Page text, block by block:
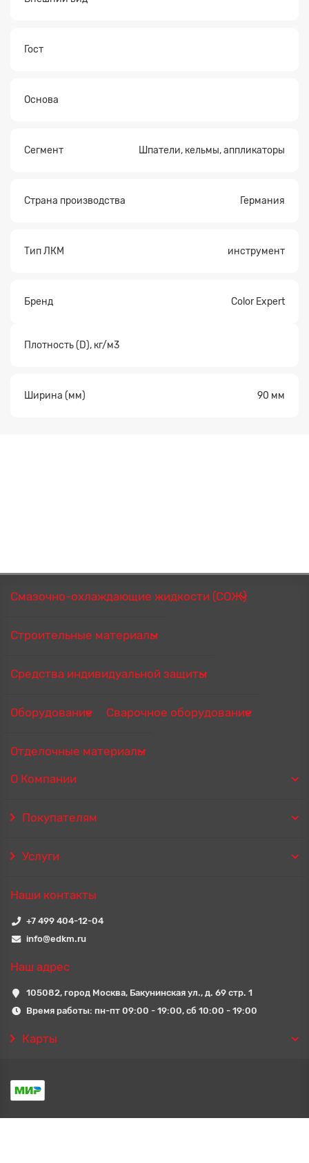
Гост
Основа
Сегмент Шпатели, кельмы, аппликаторы
Страна производства Германия
Тип ЛКМ инструмент
Бренд Color Expert
Плотность (D), кг/м3
Ширина (мм) 90 мм
Смазочно-охлаждающие жидкости (СОЖ)
Строительные материалы
Средства индивидуальной защиты
Оборудование Сварочное оборудование
Отделочные материалы
О Компании
Покупателям
Услуги
Наши контакты
+7 499 404-12-04
info@edkm.ru
Наш адрес
105082, город Москва, Бакунинская ул., д. 69 стр. 1
Время работы: пн-пт 09:00 - 19:00, сб 10:00 - 19:00
Карты